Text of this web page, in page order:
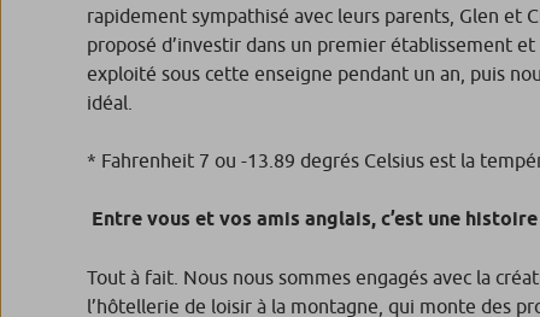
rapidement sympathisé avec leurs parents, Glen et
proposé d’investir dans un premier établissement
exploité sous cette enseigne pendant un an, puis
idéal.
* Fahrenheit 7 ou -13.89 degrés Celsius est la
Entre vous et vos amis anglais,
Tout à fait. Nous nous sommes engagés avec la
l’hôtellerie de loisir à la montagne, qui monte des